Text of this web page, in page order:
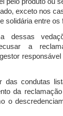
pelo produto ou
exceto nos
solidária entre os
dessas
a
das condutas
da
o